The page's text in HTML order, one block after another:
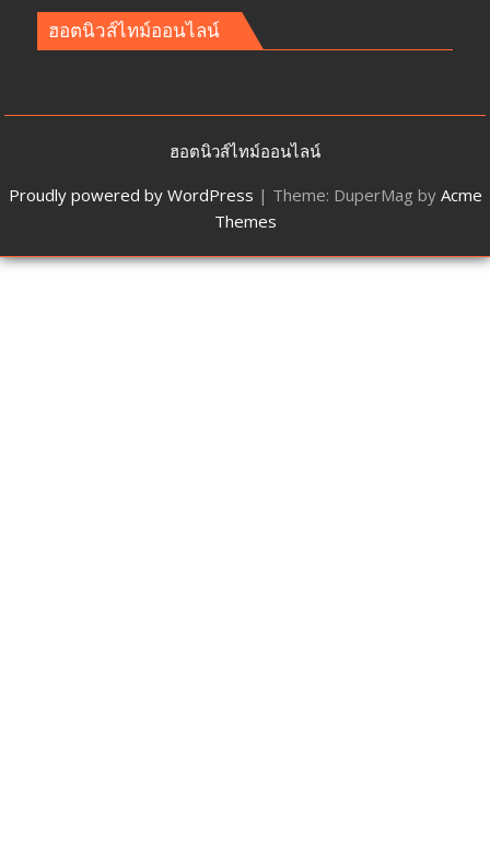
ฮอตนิวส์ไทม์ออนไลน์
ฮอตนิวส์ไทม์ออนไลน์
Proudly powered by WordPress | Theme: DuperMag by Acme
Themes